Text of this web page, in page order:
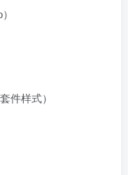
件样式）